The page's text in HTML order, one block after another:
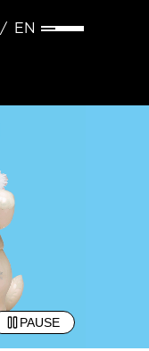
EN
PAUSE